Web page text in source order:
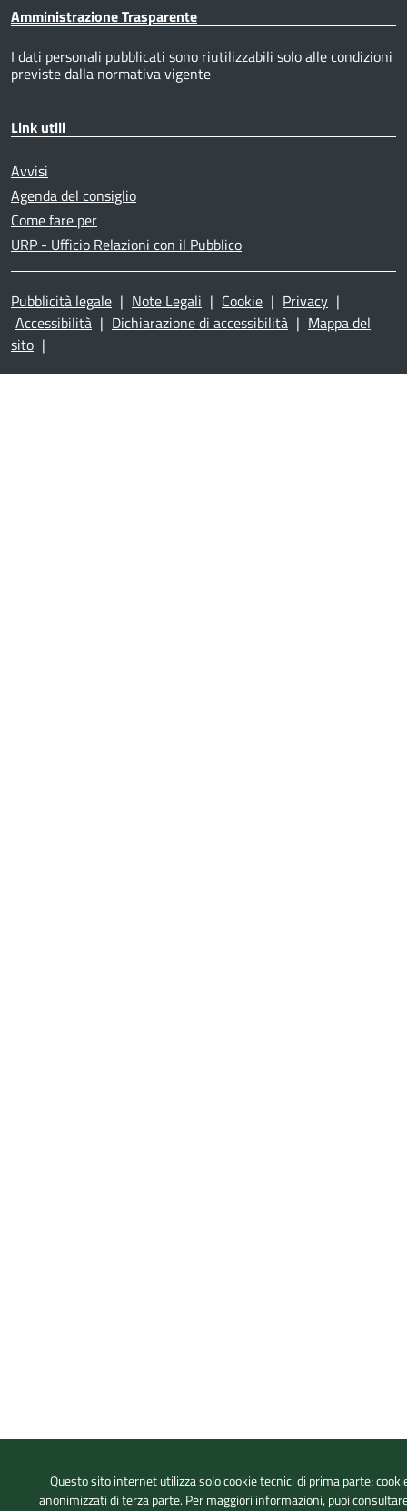
Amministrazione Trasparente
I dati personali pubblicati sono riutilizzabili solo alle condizioni
previste dalla normativa vigente
Link utili
Avvisi
Agenda del consiglio
Come fare per
URP - Ufficio Relazioni con il Pubblico
Pubblicità legale | Note Legali | Cookie | Privacy |
Accessibilità | Dichiarazione di accessibilità | Mappa del
sito |
Questo sito internet utilizza solo cookie tecnici di prima parte;
anonimizzati di terza parte. Per maggiori informazioni, puoi